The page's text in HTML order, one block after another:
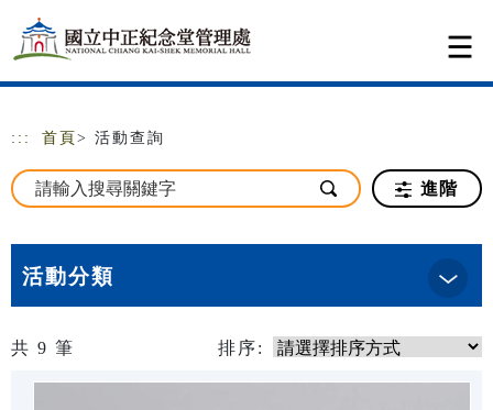
跳到主要內容
網站導覽
::: 首頁 > 活動查詢
進階
活動分類
共 9 筆 排序: